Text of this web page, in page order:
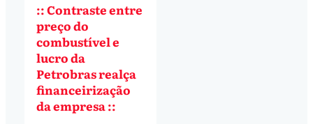
:: Contraste entre
preço do
combustível e
lucro da
Petrobras realça
financeirização
da empresa ::